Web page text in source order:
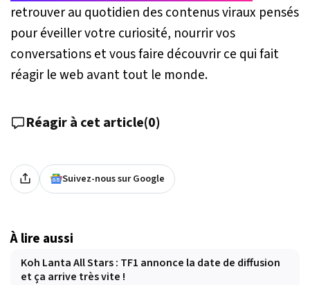
retrouver au quotidien des contenus viraux pensés
pour éveiller votre curiosité, nourrir vos
conversations et vous faire découvrir ce qui fait
réagir le web avant tout le monde.
Réagir à cet article(0)
Suivez-nous sur Google
À lire aussi
Koh Lanta All Stars : TF1 annonce la date de diffusion
et ça arrive très vite !